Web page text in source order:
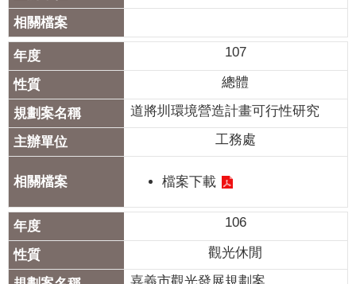
新
聞
活
動
公
告
機
關
網
站
便
107
總體
道將圳環境營造計畫可行性研究
工務處
檔案下載
106
觀光休閒
嘉義市觀光發展規劃案